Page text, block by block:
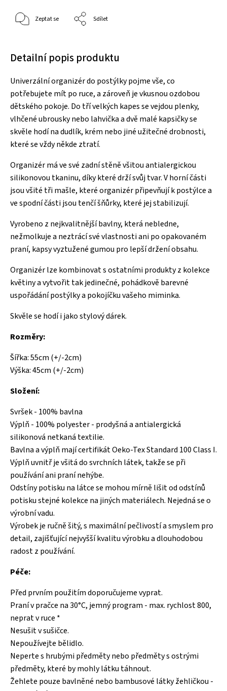
Zeptat se Sdílet
Detailní popis produktu
Univerzální organizér do postýlky pojme vše, co
potřebujete mít po ruce, a zároveň je vkusnou ozdobou
dětského pokoje. Do tří velkých kapes se vejdou plenky,
vlhčené ubrousky nebo lahvička a dvě malé kapsičky se
skvěle hodí na dudlík, krém nebo jiné užitečné drobnosti,
které se vždy někde ztratí.
Organizér má ve své zadní stěně všitou antialergickou
silikonovou tkaninu, díky které drží svůj tvar. V horní části
jsou všité tři mašle, které organizér připevňují k postýlce a
ve spodní části jsou tenčí šňůrky, které jej stabilizují.
Vyrobeno z nejkvalitnější bavlny, která nebledne,
nežmolkuje a neztrácí své vlastnosti ani po opakovaném
praní, kapsy vyztužené gumou pro lepší držení obsahu.
Organizér lze kombinovat s ostatními produkty z kolekce
květiny a vytvořit tak jedinečné, pohádkově barevné
uspořádání postýlky a pokojíčku vašeho miminka.
Skvěle se hodí i jako stylový dárek.
Rozměry:
Šířka: 55cm (+/-2cm)
Výška: 45cm (+/-2cm)
Složení:
Svršek - 100% bavlna
Výplň - 100% polyester - prodyšná a antialergická
silikonová netkaná textilie.
Bavlna a výplň mají certifikát Oeko-Tex Standard 100 Class I.
Výplň uvnitř je všitá do svrchních látek, takže se při
používání ani praní nehýbe.
Odstíny potisku na látce se mohou mírně lišit od odstínů
potisku stejné kolekce na jiných materiálech. Nejedná se o
výrobní vadu.
Výrobek je ručně šitý, s maximální pečlivostí a smyslem pro
detail, zajišťující nejvyšší kvalitu výrobku a dlouhodobou
radost z používání.
Péče:
Před prvním použitím doporučujeme vyprat.
Praní v pračce na 30°C, jemný program - max. rychlost 800,
neprat v ruce *
Nesušit v sušičce.
Nepoužívejte bělidlo.
Neperte s hrubými předměty nebo předměty s ostrými
předměty, které by mohly látku táhnout.
Žehlete pouze bavlněné nebo bambusové látky žehličkou -